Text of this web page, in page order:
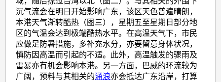
沉气流会在明日开始影响广东，该区天色普遍晴朗，
本港天气渐转酷热（图三），星期五至星期日部分地
区的气温会达到极端酷热水平。在高温天气下，市民
应做足防暑措施，多补充水分，亦要留意身体状况，
慎防因高温而引起的不适。此外，高温触发的骤雨及
雷暴亦有机会影响本港。另一方面，巴威的环流较为
广阔，预料与其相关的涌浪亦会抵达广东沿岸，打算